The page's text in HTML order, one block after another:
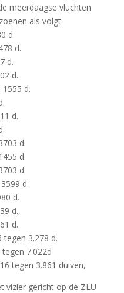
meerdaagse vluchten
als volgt:
d.
d.
d.
d.
1555 d.
d.
d.
d.
d.
d.
d.
d.,
d.
tegen 3.278 d.
7.022d
tegen 3.861 duiven,
vizier gericht op de ZLU